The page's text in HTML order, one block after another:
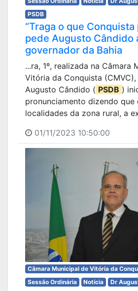
PSDB
“Traga o que Conquista
pede Augusto Cândido
governador da Bahia
...ra, 1º, realizada na Câmara
Vitória da Conquista
Augusto Cândido ( PSDB )
pronunciamento dizendo que
localidades da zona rural, a
01/11/2023 10:50:00
Câmara Municipal de Vitória da
Sessão Ordinária
Notícia Dr